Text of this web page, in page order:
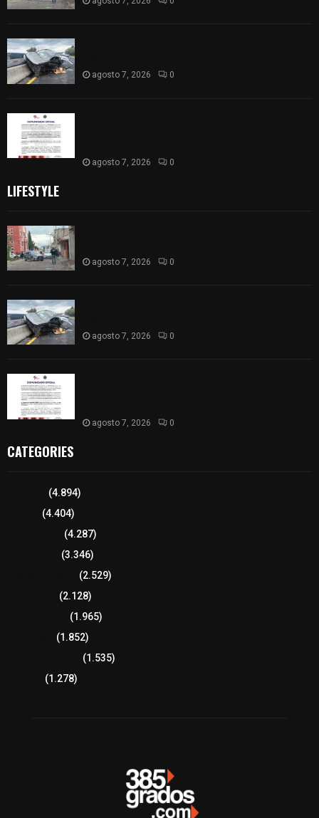
agosto 7, 2026 0
agosto 7, 2026 0
LIFESTYLE
agosto 7, 2026 0
agosto 7, 2026 0
agosto 7, 2026 0
CATEGORIES
(4.894)
(4.404)
(4.287)
(3.346)
(2.529)
(2.128)
(1.965)
(1.852)
(1.535)
(1.278)